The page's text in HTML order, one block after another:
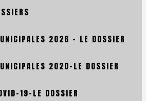
2026 – LE DOSSIER
2020-LE DOSSIER
19-LE DOSSIER